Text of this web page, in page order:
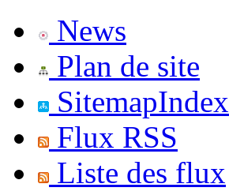
News
Plan de site
SitemapIndex
Flux RSS
Liste des flux